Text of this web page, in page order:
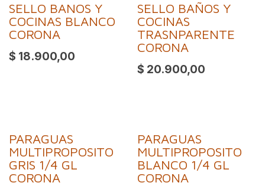
SELLO BANOS Y
COCINAS BLANCO
CORONA
$ 18.900,00
SELLO BAÑOS Y
COCINAS
TRASNPARENTE
CORONA
$ 20.900,00
¡Nuevo!
PARAGUAS
MULTIPROPOSITO
GRIS 1/4 GL
CORONA
¡Nuevo!
PARAGUAS
MULTIPROPOSITO
BLANCO 1/4 GL
CORONA